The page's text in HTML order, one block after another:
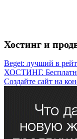
Хостинг и
Beget: лучший в
ХОСТИНГ.
Создайте сайт на